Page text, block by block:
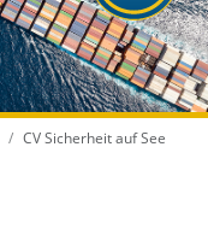
CV Sicherheit auf See